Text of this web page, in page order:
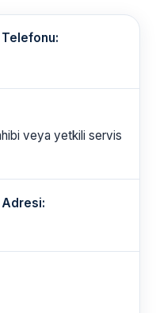
veya yetkili servis